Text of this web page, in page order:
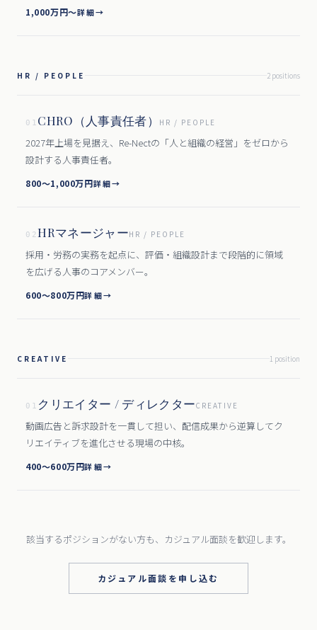
1,000万円〜詳細→
HR / PEOPLE 2 positions
01 CHRO（人事責任者） HR / PEOPLE
2027年上場を見据え、Re-Nectの「人と組織の経営」をゼロから
設計する人事責任者。
800〜1,000万円詳細→
02HRマネージャーHR / PEOPLE
採用・労務の実務を起点に、評価・組織設計まで段階的に領域
を広げる人事のコアメンバー。
600〜800万円詳細→
CREATIVE 1 position
01 クリエイター / ディレクターCREATIVE
動画広告と訴求設計を一貫して担い、配信成果から逆算してク
リエイティブを進化させる現場の中核。
400〜600万円詳細→
該当するポジションがない方も、 カジュアル面談を歓迎します。
カジュアル面談を申し込む